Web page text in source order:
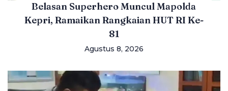
Belasan Superhero Muncul Mapolda
Kepri, Ramaikan Rangkaian HUT RI Ke-
81
Agustus 8, 2026